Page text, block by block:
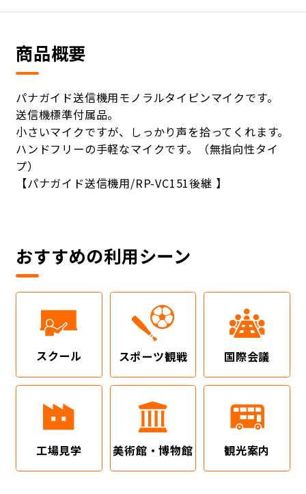
商品概要
パナガイド送信機用モノラルタイピンマイクです。
送信機標準付属品。
小さいマイクですが、しっかり声を拾ってくれます。
ハンドフリーの手軽なマイクです。（無指向性タイ
プ）
【パナガイド送信機用/RP-VC151後継 】
おすすめの利用シーン
スクール スポーツ観戦 国際会議
工場見学 美術館・博物館 観光案内